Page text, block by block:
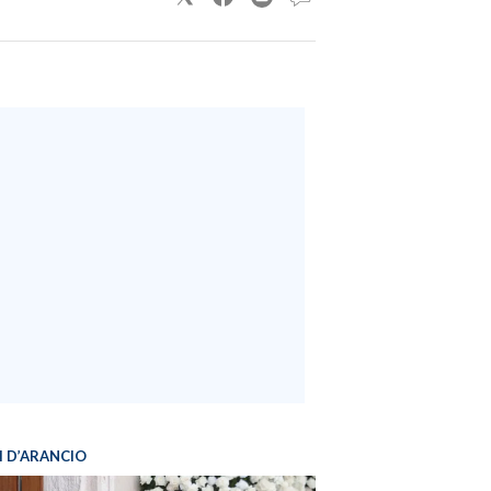
D’ARANCIO